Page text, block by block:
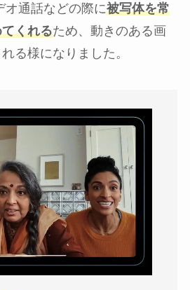
オ通話などの際に被写体を常
くれるため、動きのある画
る様になりました。